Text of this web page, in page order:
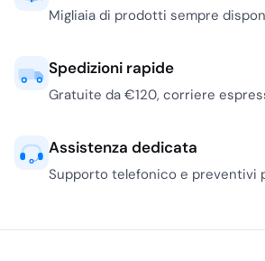
Migliaia di prodotti sempre
Spedizioni rapide
Gratuite da €120, corriere
Assistenza dedicata
Supporto telefonico e preventivi